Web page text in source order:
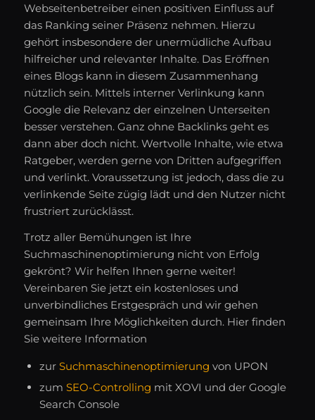
Webseitenbetreiber einen positiven Einfluss auf
das Ranking seiner Präsenz nehmen. Hierzu
gehört insbesondere der unermüdliche Aufbau
hilfreicher und relevanter Inhalte. Das Eröffnen
eines Blogs kann in diesem Zusammenhang
nützlich sein. Mittels interner Verlinkung kann
Google die Relevanz der einzelnen Unterseiten
besser verstehen. Ganz ohne Backlinks geht es
dann aber doch nicht. Wertvolle Inhalte, wie etwa
Ratgeber, werden gerne von Dritten aufgegriffen
und verlinkt. Voraussetzung ist jedoch, dass die zu
verlinkende Seite zügig lädt und den Nutzer nicht
frustriert zurücklässt.
Trotz aller Bemühungen ist Ihre
Suchmaschinenoptimierung nicht von Erfolg
gekrönt? Wir helfen Ihnen gerne weiter!
Vereinbaren Sie jetzt ein kostenloses und
unverbindliches Erstgespräch und wir gehen
gemeinsam Ihre Möglichkeiten durch. Hier finden
Sie weitere Information
zur Suchmaschinenoptimierung von UPON
zum SEO-Controlling mit XOVI und der Google
Search Console